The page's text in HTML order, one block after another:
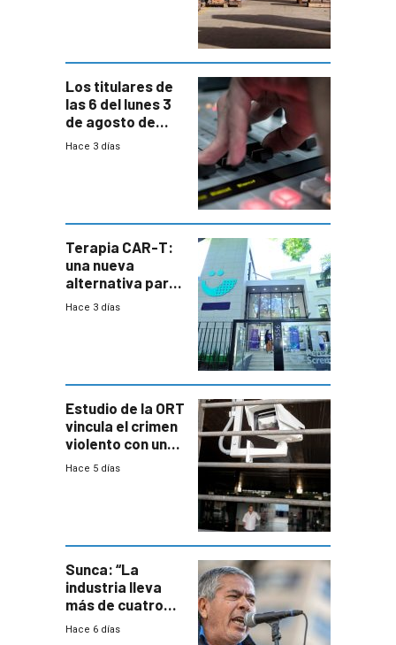
Los titulares de
las 6 del lunes 3
de agosto de
2026
Hace 3 días
Terapia CAR-T:
una nueva
alternativa para
niños y
Hace 3 días
Estudio de la ORT
vincula el crimen
violento con una
menor creación
Hace 5 días
Sunca: “La
industria lleva
más de cuatro
meses sin
Hace 6 días